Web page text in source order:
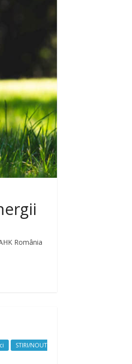
România
STIRI/NOUT